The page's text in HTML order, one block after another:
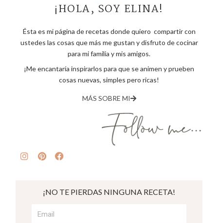
¡HOLA, SOY ELINA!
Ésta es mi página de recetas donde quiero compartir con
ustedes las cosas que más me gustan y disfruto de cocinar
para mi familia y mis amigos.
¡Me encantaría inspirarlos para que se animen y prueben
cosas nuevas, simples pero ricas!
MÁS SOBRE MI
¡NO TE PIERDAS NINGUNA RECETA!